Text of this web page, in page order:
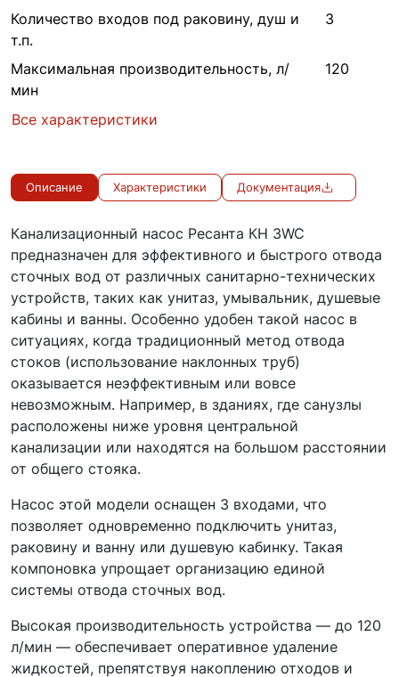
Количество входов под раковину, душ и
т.п.
3
Максимальная производительность, л/
мин
120
Все характеристики
Описание Характеристики Документация
Канализационный насос Ресанта КН 3WC
предназначен для эффективного и быстрого отвода
сточных вод от различных санитарно-технических
устройств, таких как унитаз, умывальник, душевые
кабины и ванны. Особенно удобен такой насос в
ситуациях, когда традиционный метод отвода
стоков (использование наклонных труб)
оказывается неэффективным или вовсе
невозможным. Например, в зданиях, где санузлы
расположены ниже уровня центральной
канализации или находятся на большом расстоянии
от общего стояка.
Насос этой модели оснащен 3 входами, что
позволяет одновременно подключить унитаз,
раковину и ванну или душевую кабинку. Такая
компоновка упрощает организацию единой
системы отвода сточных вод.
Высокая производительность устройства — до 120
л/мин — обеспечивает оперативное удаление
жидкостей, препятствуя накоплению отходов и